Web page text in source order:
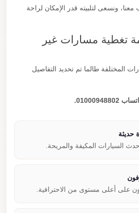
ونسعى لتلبيته قدر الإمكان لراحة
تغطية مسارات غير
المختلفة طالما تم تحديد التفاصيل
السيارات المكيفة والمريحة.
على أعلى مستوى من الاحترافية.